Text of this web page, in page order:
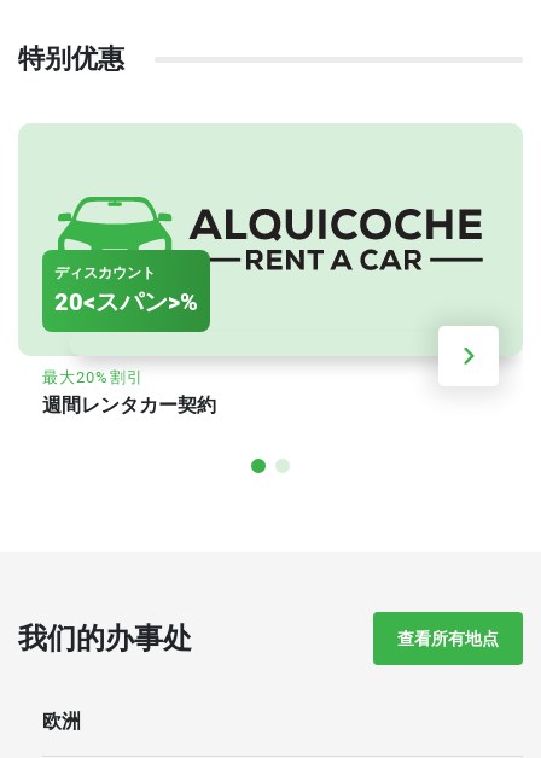
特别优惠
ディスカウント
20<スパン>%
最大20%割引
週間レンタカー契約
我们的办事处 查看所有地点
欧洲